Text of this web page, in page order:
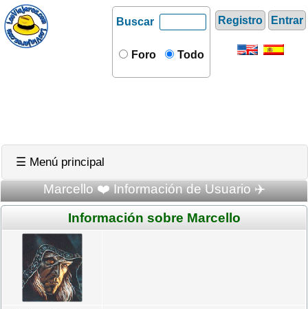
Registro Entrar
Buscar
Foro Todo
☰ Menú principal
Marcello ❤️ Información de Usuario ✈️
Información sobre Marcello